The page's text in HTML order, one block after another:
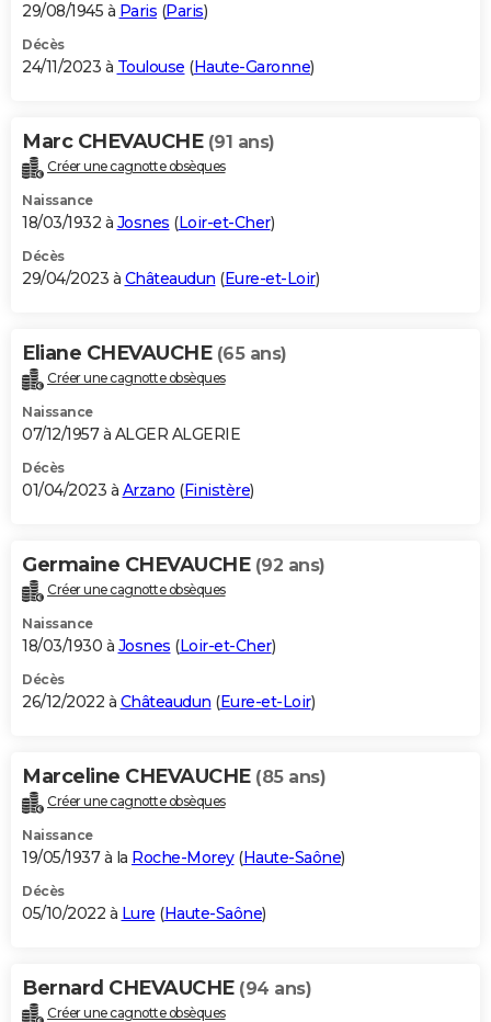
29/08/1945 à Paris (Paris)
Décès
24/11/2023 à Toulouse (Haute-Garonne)
Marc CHEVAUCHE (91 ans)
Créer une cagnotte obsèques
Naissance
18/03/1932 à Josnes (Loir-et-Cher)
Décès
29/04/2023 à Châteaudun (Eure-et-Loir)
Eliane CHEVAUCHE (65 ans)
Créer une cagnotte obsèques
Naissance
07/12/1957 à ALGER ALGERIE
Décès
01/04/2023 à Arzano (Finistère)
Germaine CHEVAUCHE (92 ans)
Créer une cagnotte obsèques
Naissance
18/03/1930 à Josnes (Loir-et-Cher)
Décès
26/12/2022 à Châteaudun (Eure-et-Loir)
Marceline CHEVAUCHE (85 ans)
Créer une cagnotte obsèques
Naissance
19/05/1937 à la Roche-Morey(Haute-Saône)
Décès
05/10/2022 à Lure (Haute-Saône)
Bernard CHEVAUCHE (94 ans)
Créer une cagnotte obsèques